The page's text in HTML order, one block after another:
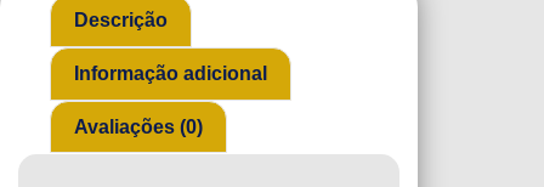
Descrição
Informação adicional
Avaliações (0)